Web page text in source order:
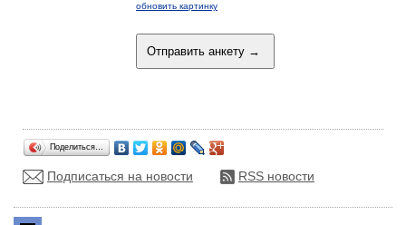
обновить картинку
Поделиться…
Подписаться на новости RSS новости